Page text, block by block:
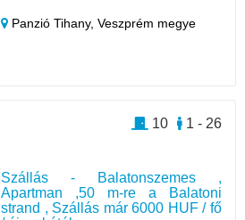
Panzió Tihany,Veszprém megye
Szállás - Balatonszemes ,
Apartman ,50 m-re a Balatoni
strand , Szállás már 6000 HUF / fő
1 - 26
10